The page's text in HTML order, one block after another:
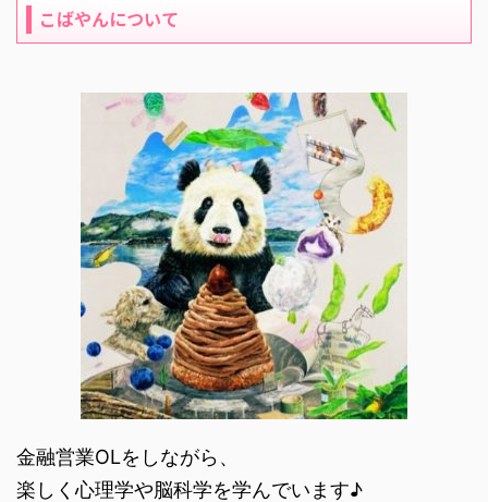
こばやんについて
金融営業OLをしながら、
楽しく心理学や脳科学を学んでいます♪